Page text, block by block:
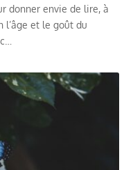
donner envie de lire, à
et le goût du